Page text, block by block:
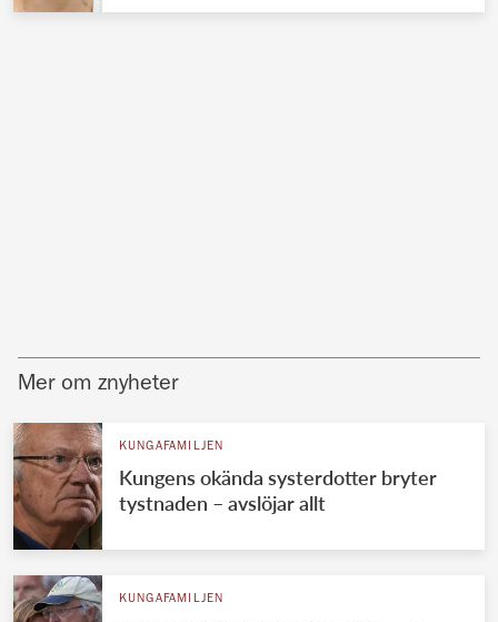
Mer om znyheter
KUNGAFAMILJEN
Kungens okända systerdotter bryter
tystnaden – avslöjar allt
KUNGAFAMILJEN